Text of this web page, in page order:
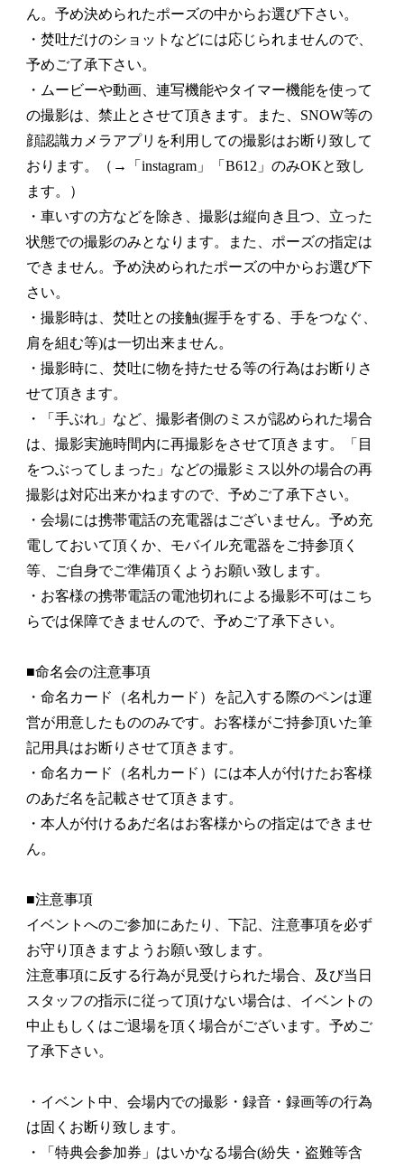
ん。予め決められたポーズの中からお選び下さい。
・焚吐だけのショットなどには応じられませんので、
予めご了承下さい。
・ムービーや動画、連写機能やタイマー機能を使って
の撮影は、禁止とさせて頂きます。また、SNOW等の
顔認識カメラアプリを利用しての撮影はお断り致して
おります。（→「instagram」「B612」のみOKと致し
ます。）
・車いすの方などを除き、撮影は縦向き且つ、立った
状態での撮影のみとなります。また、ポーズの指定は
できません。予め決められたポーズの中からお選び下
さい。
・撮影時は、焚吐との接触(握手をする、手をつなぐ、
肩を組む等)は一切出来ません。
・撮影時に、焚吐に物を持たせる等の行為はお断りさ
せて頂きます。
・「手ぶれ」など、撮影者側のミスが認められた場合
は、撮影実施時間内に再撮影をさせて頂きます。「目
をつぶってしまった」などの撮影ミス以外の場合の再
撮影は対応出来かねますので、予めご了承下さい。
・会場には携帯電話の充電器はございません。予め充
電しておいて頂くか、モバイル充電器をご持参頂く
等、ご自身でご準備頂くようお願い致します。
・お客様の携帯電話の電池切れによる撮影不可はこち
らでは保障できませんので、予めご了承下さい。
■命名会の注意事項
・命名カード（名札カード）を記入する際のペンは運
営が用意したもののみです。お客様がご持参頂いた筆
記用具はお断りさせて頂きます。
・命名カード（名札カード）には本人が付けたお客様
のあだ名を記載させて頂きます。
・本人が付けるあだ名はお客様からの指定はできませ
ん。
■注意事項
イベントへのご参加にあたり、下記、注意事項を必ず
お守り頂きますようお願い致します。
注意事項に反する行為が見受けられた場合、及び当日
スタッフの指示に従って頂けない場合は、イベントの
中止もしくはご退場を頂く場合がございます。予めご
了承下さい。
・イベント中、会場内での撮影・録音・録画等の行為
は固くお断り致します。
・「特典会参加券」はいかなる場合(紛失・盗難等含